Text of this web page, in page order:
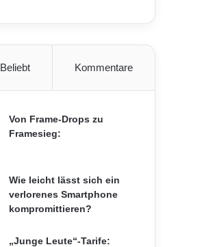
Beliebt Kommentare
Von Frame-Drops zu
Framesieg:
Wie leicht lässt sich ein
verlorenes Smartphone
kompromittieren?
„Junge Leute“-Tarife: